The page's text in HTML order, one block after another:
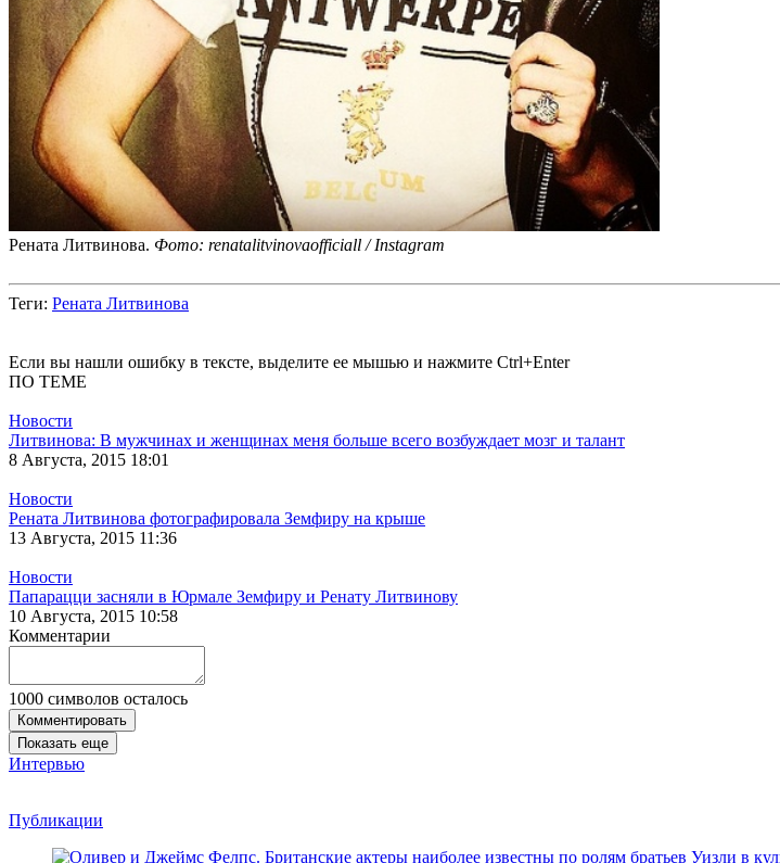
Рената Литвинова. Фото: renatalitvinovaofficiall / Instagram
Теги: Рената Литвинова
Если вы нашли ошибку в тексте, выделите ее мышью и нажмите Ctrl+Enter
ПО ТЕМЕ
Новости
Литвинова: В мужчинах и женщинах меня больше всего возбуждает мозг и талант
8 Августа, 2015 18:01
Новости
Рената Литвинова фотографировала Земфиру на крыше
13 Августа, 2015 11:36
Новости
Папарацци засняли в Юрмале Земфиру и Ренату Литвинову
10 Августа, 2015 10:58
Комментарии
1000 символов осталось
Комментировать
Показать еще
Интервью
Публикации